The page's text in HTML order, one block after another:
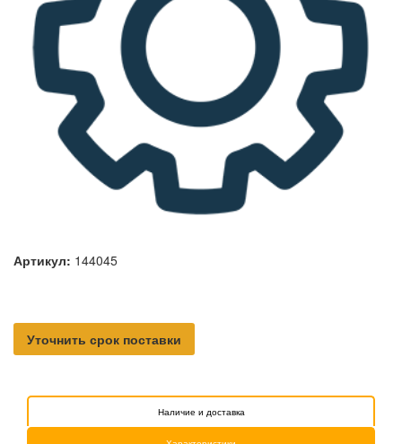
Артикул: 144045
Уточнить срок поставки
Наличие и доставка